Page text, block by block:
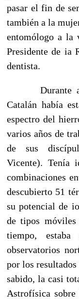
pasar el fin de
también a la
entomólogo a la
Presidente de ia
dentista.
Durante
Catalán había
espectro del
varios años de
de sus
Vicente). Tenía
combinaciones
descubierto 51
su potencial de
de tipos
tiempo,
observatorios
por los resultados
sabido, la casi
Astrofísica sobre